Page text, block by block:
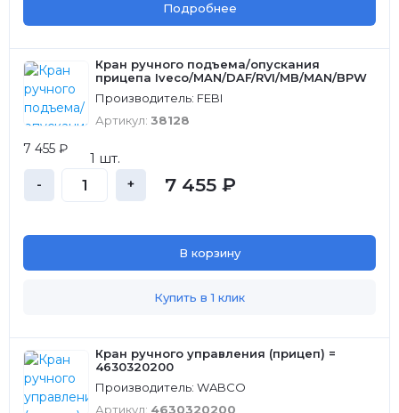
Подробнее
Кран ручного подъема/опускания
прицепа Iveco/MAN/DAF/RVI/MB/MAN/BPW
Производитель: FEBI
Артикул: 38128
7 455 ₽
1 шт.
- + 7 455 ₽
В корзину
Купить в 1 клик
Кран ручного управления (прицеп) =
4630320200
Производитель: WABCO
Артикул: 4630320200